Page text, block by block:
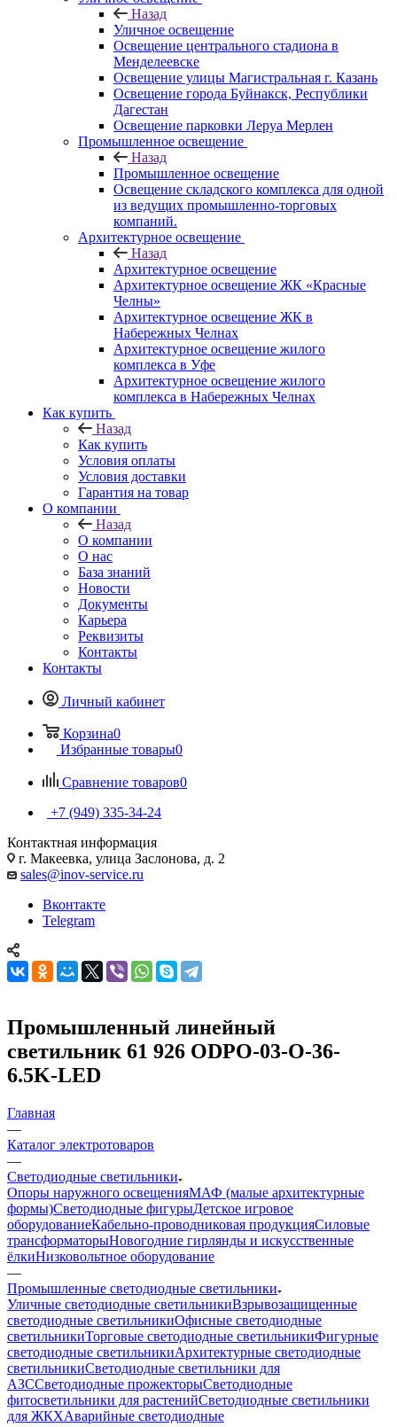
Назад
Уличное освещение
Освещение центрального стадиона в
Менделеевске
Освещение улицы Магистральная г. Казань
Освещение города Буйнакск, Республики
Дагестан
Освещение парковки Леруа Мерлен
Промышленное освещение
Назад
Промышленное освещение
Освещение складского комплекса для одной
из ведущих промышленно-торговых
компаний.
Архитектурное освещение
Назад
Архитектурное освещение
Архитектурное освещение ЖК «Красные
Челны»
Архитектурное освещение ЖК в
Набережных Челнах
Архитектурное освещение жилого
комплекса в Уфе
Архитектурное освещение жилого
комплекса в Набережных Челнах
Как купить
Назад
Как купить
Условия оплаты
Условия доставки
Гарантия на товар
О компании
Назад
О компании
О нас
База знаний
Новости
Документы
Карьера
Реквизиты
Контакты
Контакты
Личный кабинет
Корзина0
Избранные товары0
Сравнение товаров0
+7 (949) 335-34-24
Контактная информация
г. Макеевка, улица Заслонова, д. 2
sales@inov-service.ru
Вконтакте
Telegram
Промышленный линейный
светильник 61 926 ODPO-03-O-36-
6.5K-LED
Главная
—
Каталог электротоваров
—
Светодиодные светильники
Опоры наружного освещенияМАФ (малые архитектурные
формы)Светодиодные фигурыДетское игровое
оборудованиеКабельно-проводниковая продукцияСиловые
трансформаторыНовогодние гирлянды и искусственные
ёлкиНизковольтное оборудование
—
Промышленные светодиодные светильники
Уличные светодиодные светильникиВзрывозащищенные
светодиодные светильникиОфисные светодиодные
светильникиТорговые светодиодные светильникиФигурные
светодиодные светильникиАрхитектурные светодиодные
светильникиСветодиодные светильники для
АЗССветодиодные прожекторыСветодиодные
фитосветильники для растенийСветодиодные светильники
для ЖКХАварийные светодиодные